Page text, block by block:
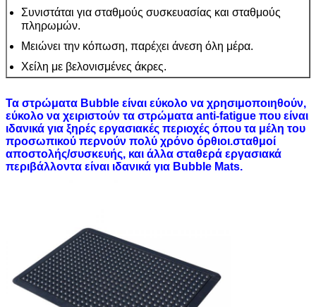
Συνιστάται για σταθμούς συσκευασίας και σταθμούς
πληρωμών.
Μειώνει την κόπωση, παρέχει άνεση όλη μέρα.
Χείλη με βελονισμένες άκρες.
Τα στρώματα Bubble είναι εύκολο να χρησιμοποιηθούν,
εύκολο να χειριστούν τα στρώματα anti-fatigue που είναι
ιδανικά για ξηρές εργασιακές περιοχές όπου τα μέλη του
προσωπικού περνούν πολύ χρόνο όρθιοι.σταθμοί
αποστολής/συσκευής, και άλλα σταθερά εργασιακά
περιβάλλοντα είναι ιδανικά για Bubble Mats.